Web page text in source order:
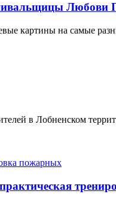
Любови
картины на самые
в Лобненском